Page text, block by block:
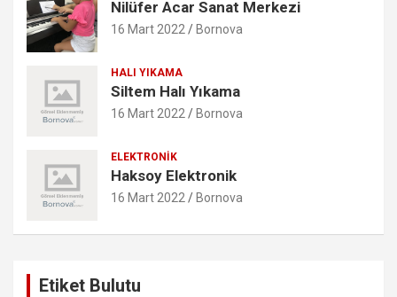
Nilüfer Acar Sanat Merkezi
16 Mart 2022 Bornova
HALI YIKAMA
Siltem Halı Yıkama
16 Mart 2022 Bornova
ELEKTRONIK
Haksoy Elektronik
16 Mart 2022 Bornova
Etiket Bulutu